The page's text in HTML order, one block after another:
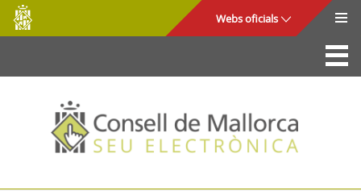
Salta al contingut principal
Consell
de
Mallorca
Webs oficials
La Seu
Consell de Mallorca
Accés i seguretat